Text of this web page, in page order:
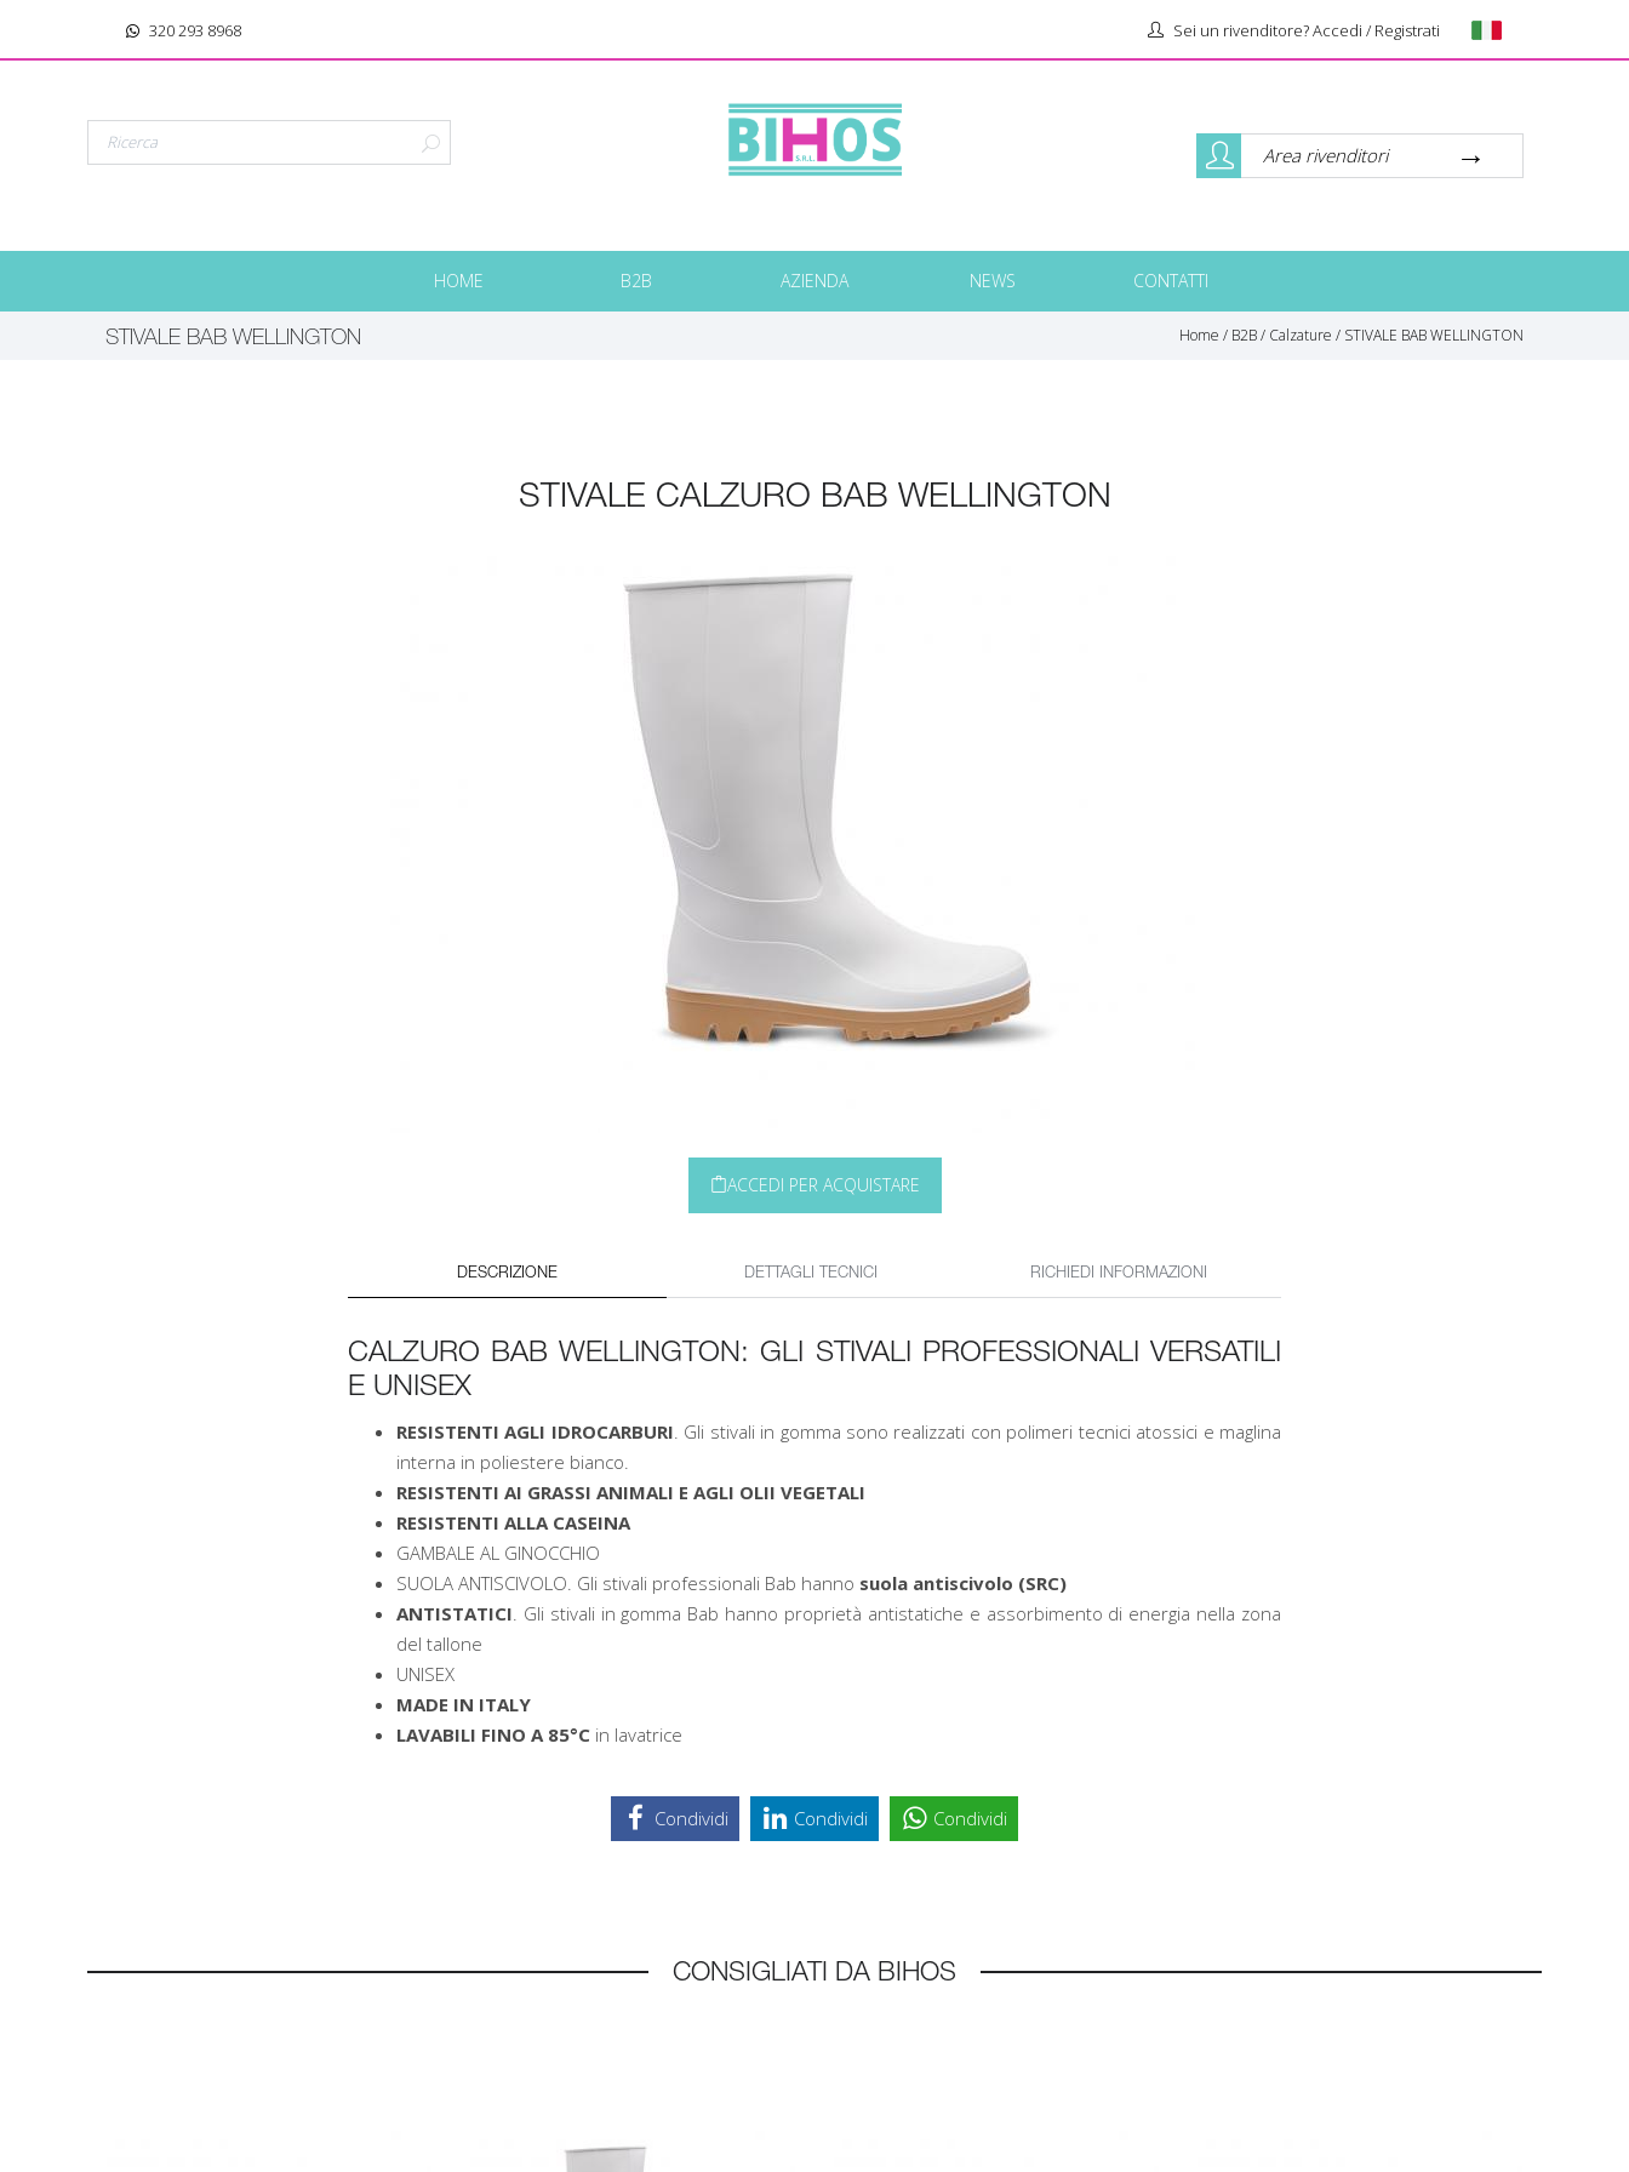
320 293 8968 Sei un rivenditore? Accedi / Registrati
Area rivenditori
HOME B2B AZIENDA NEWS CONTATTI
STIVALE BAB WELLINGTON Home / B2B/ Calzature / STIVALE BAB WELLINGTON
STIVALE CALZURO BAB WELLINGTON
ACCEDI PER ACQUISTARE
DESCRIZIONE DETTAGLI TECNICI RICHIEDI INFORMAZIONI
CALZURO BAB WELLINGTON: GLI STIVALI PROFESSIONALI VERSATILI
E UNISEX
RESISTENTI AGLI IDROCARBURI. Gli stivali in gomma sono realizzati con polimeri tecnici atossici e maglina
interna in poliestere bianco.
RESISTENTI AI GRASSI ANIMALI E AGLI OLII VEGETALI
RESISTENTI ALLA CASEINA
GAMBALE AL GINOCCHIO
SUOLA ANTISCIVOLO. Gli stivali professionali Bab hanno suola antiscivolo (SRC)
ANTISTATICI. Gli stivali in gomma Bab hanno proprietà antistatiche e assorbimento di energia nella zona
del tallone
UNISEX
MADE IN ITALY
LAVABILI FINO A 85°C in lavatrice
Condividi Condividi Condividi
CONSIGLIATI DA BIHOS